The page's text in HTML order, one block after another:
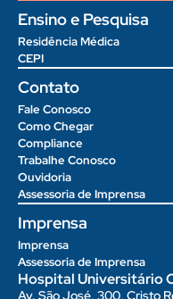
Ensino e Pesquisa
Residência Médica
CEPI
Contato
Fale Conosco
Como Chegar
Compliance
Trabalhe Conosco
Ouvidoria
Assessoria de Imprensa
Imprensa
Imprensa
Assessoria de Imprensa
Hospital Universitário
Av. São José, 300, Cristo